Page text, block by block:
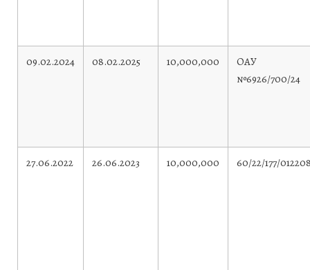
09.02.2024 08.02.2025 10,000,000
ОАУ
№6926/700/24
27.06.2022 26.06.2023 10,000,000 60/22/177/